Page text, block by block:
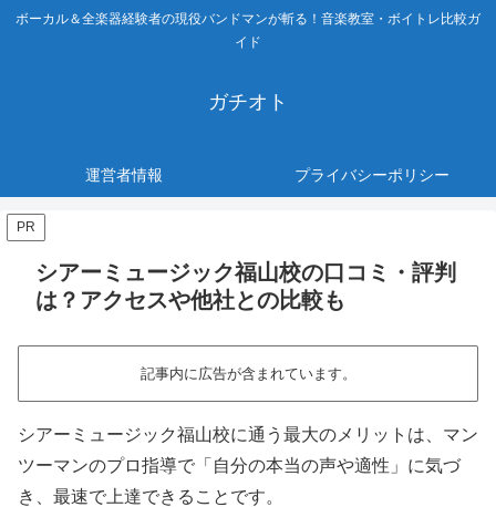
ボーカル＆全楽器経験者の現役バンドマンが斬る！音楽教室・ボイトレ比較ガ
イド
ガチオト
運営者情報 プライバシーポリシー
PR
シアーミュージック福山校の口コミ・評判
は？アクセスや他社との比較も
記事内に広告が含まれています。
シアーミュージック福山校に通う最大のメリットは、マン
ツーマンのプロ指導で「自分の本当の声や適性」に気づ
き、最速で上達できることです。